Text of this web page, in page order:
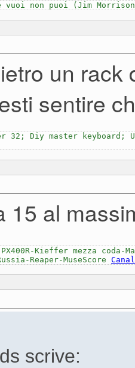
vuoi non puoi (Jim
un
sentire
32; Diy master keyboard;
15 al
Kieffer mezza
Reaper-MuseScore
scrive: